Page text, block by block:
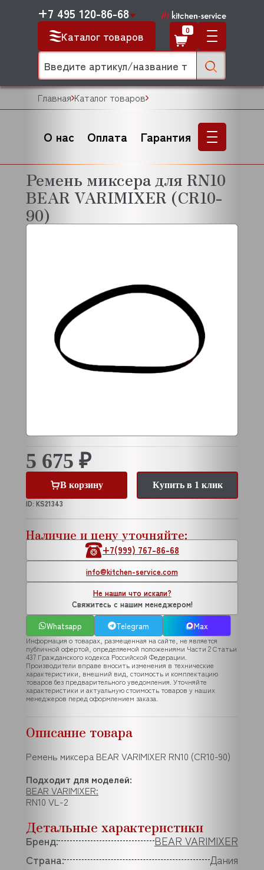
Каталог товаров
+7 495 120-86-68
0
Главная Каталог товаров
О нас Оплата Гарантия
Ремень миксера для RN10
BEAR VARIMIXER (CR10-
90)
5 675 ₽
В корзину
Купить в 1 клик
ID: KS21343
Наличие и цену уточняйте:
+7(999) 767-86-68
info@kitchen-service.com
Не нашли что искали?
Свяжитесь с нашим менеджером!
Whatsapp
Telegram Max
Информация о товарах, размещенная на сайте, не является
публичной офертой, определяемой положениями Части 2 Статьи
437 Гражданского кодекса Российской Федерации.
Производители вправе вносить изменения в технические
характеристики, внешний вид, стоимость и комплектацию
товаров без предварительного уведомления. Уточняйте
характеристики и актуальную стоимость товаров у наших
менеджеров перед оформлением заказа.
Описание товара
Ремень миксера BEAR VARIMIXER RN10 (CR10-90)
Подходит для моделей:
BEAR VARIMIXER:
RN10 VL-2
Детальные характеристики
Бренд:
BEAR VARIMIXER
Страна:
Дания